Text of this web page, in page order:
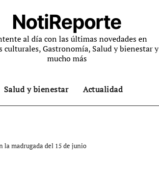
NotiReporte
al día con las últimas novedades en
culturales, Gastronomía, Salud y bienestar y
mucho más
Salud y bienestar Actualidad
la madrugada del 15 de junio